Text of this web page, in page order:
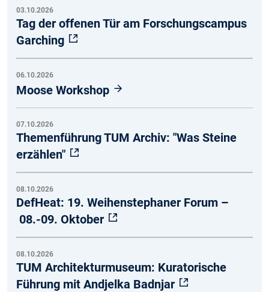
03.10.2026
Tag der offenen Tür am Forschungscampus
Garching
06.10.2026
Moose Workshop
07.10.2026
Themenführung TUM Archiv: "Was Steine
erzählen"
08.10.2026
DefHeat: 19. Weihenstephaner Forum –
08.-09. Oktober
08.10.2026
TUM Architekturmuseum: Kuratorische
Führung mit Andjelka Badnjar